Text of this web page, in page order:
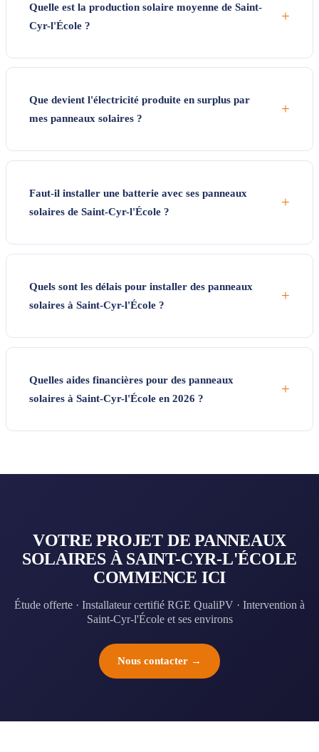
Quelle est la production solaire moyenne de Saint-
Cyr-l'École ?
+
Que devient l'électricité produite en surplus par
mes panneaux solaires ?
+
Faut-il installer une batterie avec ses panneaux
solaires de Saint-Cyr-l'École ?
+
Quels sont les délais pour installer des panneaux
solaires à Saint-Cyr-l'École ?
+
Quelles aides financières pour des panneaux
solaires à Saint-Cyr-l'École en 2026 ?
+
VOTRE PROJET DE PANNEAUX
SOLAIRES À SAINT-CYR-L'ÉCOLE
COMMENCE ICI
Étude offerte · Installateur certifié RGE QualiPV · Intervention à
Saint-Cyr-l'École et ses environs
Nous contacter →